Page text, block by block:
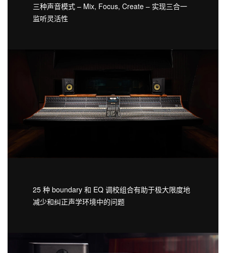
三种声音模式 – Mix, Focus, Create – 实现三合一
监听灵活性
25 种 boundary 和 EQ 调校组合有助于极大限度地
减少和纠正声学环境中的问题